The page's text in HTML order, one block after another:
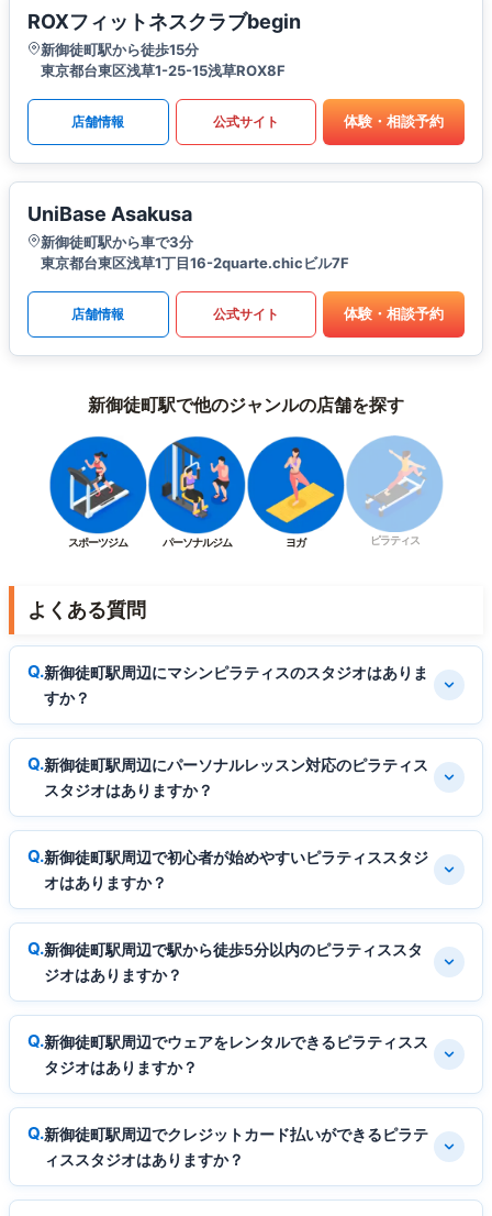
ROXフィットネスクラブbegin
新御徒町駅から徒歩15分
東京都台東区浅草1-25-15浅草ROX8F
店舗情報 公式サイト 体験・相談予約
UniBase Asakusa
新御徒町駅から車で3分
東京都台東区浅草1丁目16-2quarte.chicビル7F
店舗情報 公式サイト 体験・相談予約
新御徒町駅で他のジャンルの店舗を探す
スポーツジム パーソナルジム ヨガ ピラティス
よくある質問
新御徒町駅周辺にマシンピラティスのスタジオはありま
すか？
新御徒町駅周辺にパーソナルレッスン対応のピラティス
スタジオはありますか？
新御徒町駅周辺で初心者が始めやすいピラティススタジ
オはありますか？
新御徒町駅周辺で駅から徒歩5分以内のピラティススタ
ジオはありますか？
新御徒町駅周辺でウェアをレンタルできるピラティスス
タジオはありますか？
新御徒町駅周辺でクレジットカード払いができるピラテ
ィススタジオはありますか？